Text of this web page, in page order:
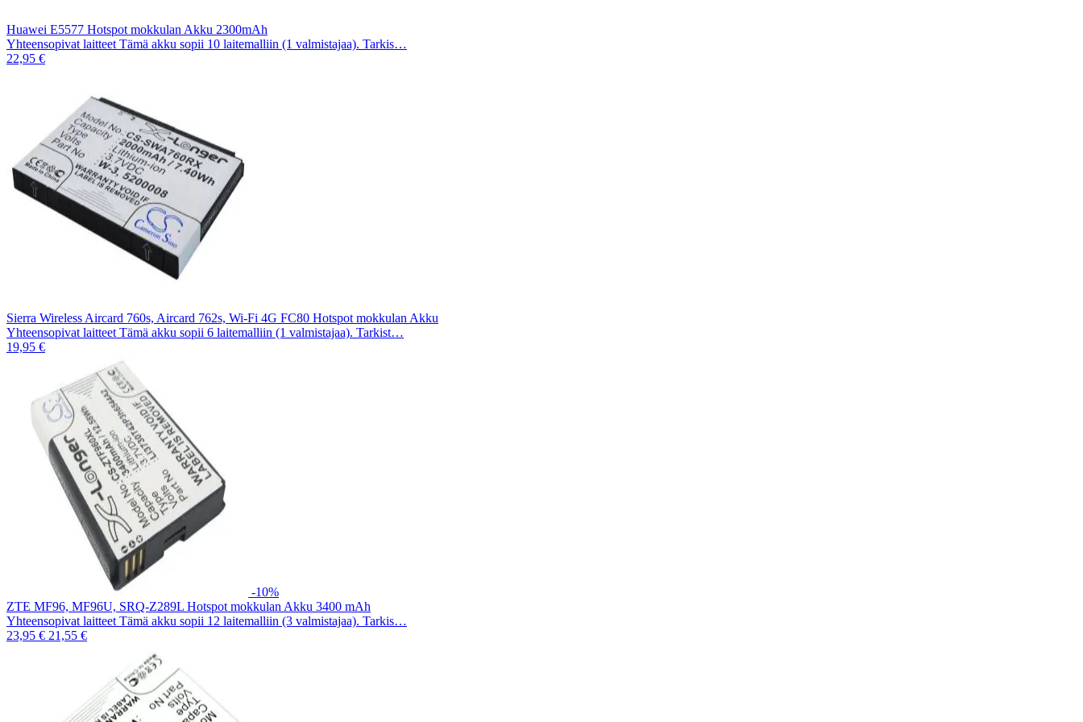
Huawei E5577 Hotspot mokkulan Akku 2300mAh
Yhteensopivat laitteet Tämä akku sopii 10 laitemalliin (1 valmistajaa). Tarkis…
22,95 €
Sierra Wireless Aircard 760s, Aircard 762s, Wi-Fi 4G FC80 Hotspot mokkulan Akku
Yhteensopivat laitteet Tämä akku sopii 6 laitemalliin (1 valmistajaa). Tarkist…
19,95 €
-10%
ZTE MF96, MF96U, SRQ-Z289L Hotspot mokkulan Akku 3400 mAh
Yhteensopivat laitteet Tämä akku sopii 12 laitemalliin (3 valmistajaa). Tarkis…
23,95 € 21,55 €